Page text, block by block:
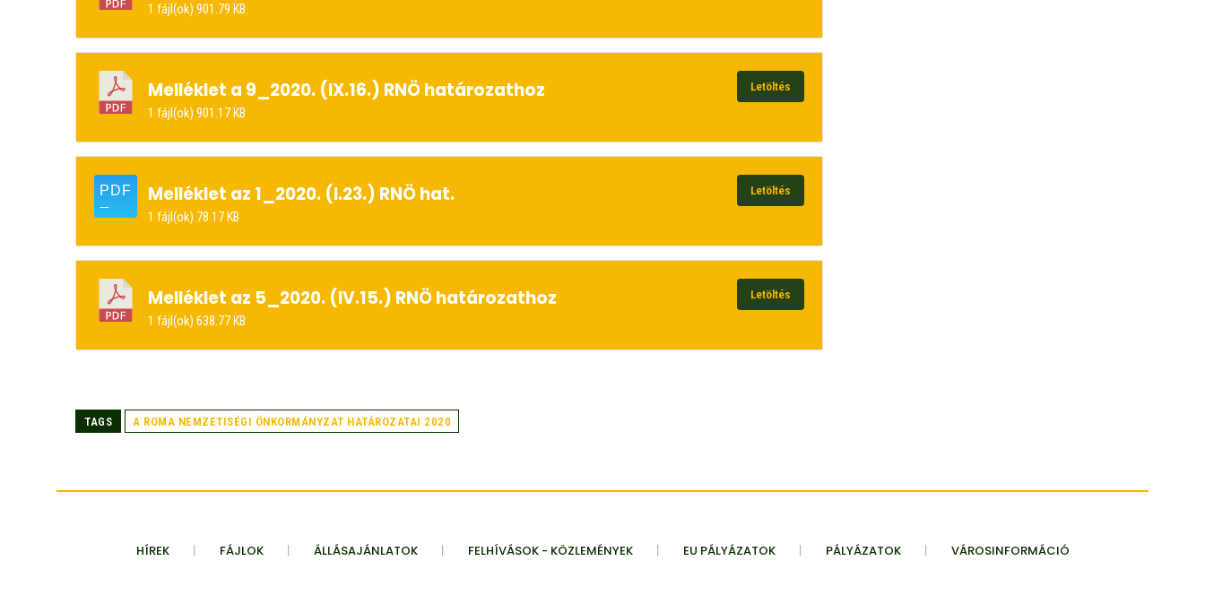
1 fájl(ok) 901.79 KB
Melléklet a 9_2020. (IX.16.) RNÖ határozathoz
1 fájl(ok) 901.17 KB
Letöltés
Melléklet az 1_2020. (I.23.) RNÖ hat.
1 fájl(ok) 78.17 KB
Letöltés
Melléklet az 5_2020. (IV.15.) RNÖ határozathoz
1 fájl(ok) 638.77 KB
Letöltés
TAGS A ROMA NEMZETISÉGI ÖNKORMÁNYZAT HATÁROZATAI 2020
HÍREK FÁJLOK ÁLLÁSAJÁNLATOK FELHÍVÁSOK - KÖZLEMÉNYEK EU PÁLYÁZATOK PÁLYÁZATOK VÁROSINFORMÁCIÓ